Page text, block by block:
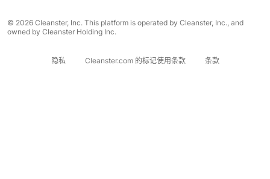
© 2026 Cleanster, Inc. This platform is operated by Cleanster, Inc., and
owned by Cleanster Holding Inc.
隐私 Cleanster.com 的标记使用条款 条款